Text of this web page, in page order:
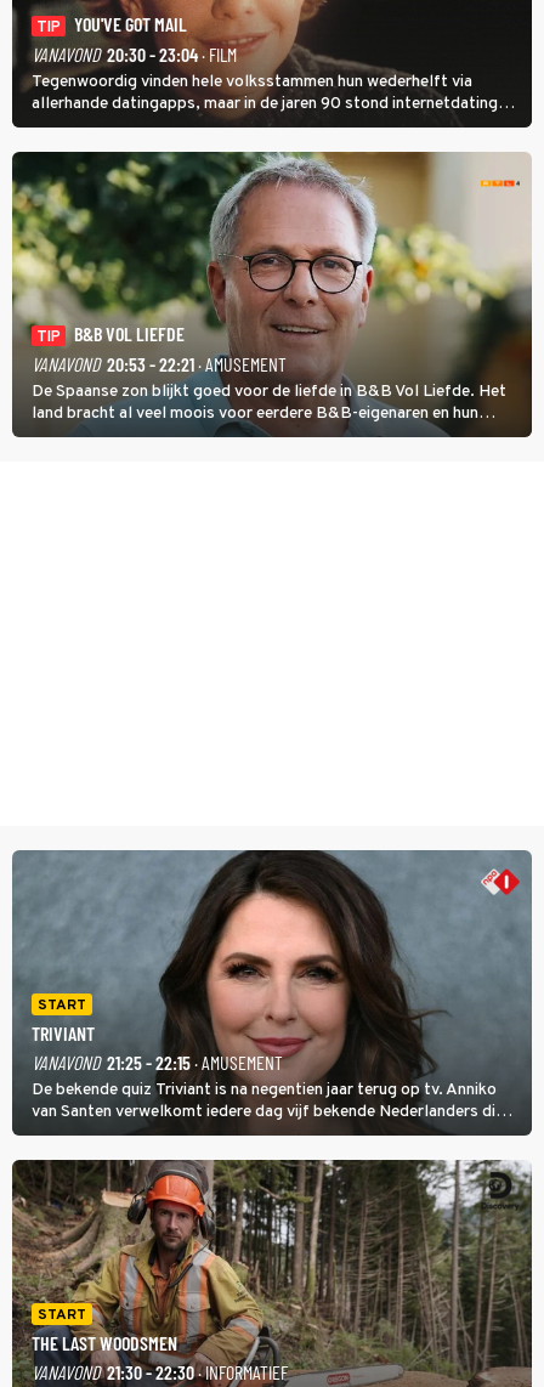
TIP
YOU'VE GOT MAIL
VANAVOND 20:30 - 23:04· FILM
Tegenwoordig vinden hele volksstammen hun wederhelft via
allerhande datingapps, maar in de jaren 90 stond internetdating
nog in de kinderschoenen. In de film You've Got Mail zie je dat
terug.
TIP
B&B VOL LIEFDE
VANAVOND 20:53 - 22:21· AMUSEMENT
De Spaanse zon blijkt goed voor de liefde in B&B Vol Liefde. Het
land bracht al veel moois voor eerdere B&B-eigenaren en hun
partners. Ook Paul runt zijn gastenverblijf in Spanje. De 62-jarige
START
TRIVIANT
VANAVOND 21:25 - 22:15· AMUSEMENT
De bekende quiz Triviant is na negentien jaar terug op tv. Anniko
van Santen verwelkomt iedere dag vijf bekende Nederlanders die
vragen beantwoorden in verschillende categorieën. De beste
speler gaat direct door naar de finaleweek.
START
THE LAST WOODSMEN
VANAVOND 21:30 - 22:30· INFORMATIEF